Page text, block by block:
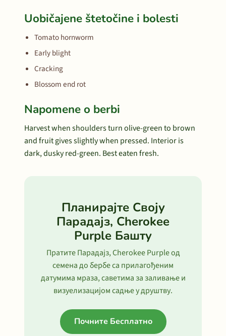
Uobičajene štetočine i bolesti
Tomato hornworm
Early blight
Cracking
Blossom end rot
Napomene o berbi
Harvest when shoulders turn olive-green to brown
and fruit gives slightly when pressed. Interior is
dark, dusky red-green. Best eaten fresh.
Планирајте Своју
Парадајз, Cherokee
Purple Башту
Пратите Парадајз, Cherokee Purple од
семена до бербе са прилагођеним
датумима мраза, саветима за заливање и
визуелизацијом садње у друштву.
Почните Бесплатно